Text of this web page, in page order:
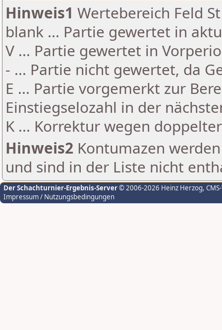
Hinweis1 Wertebereich Feld
blank ... Partie gewertet in
V ... Partie gewertet in
- ... Partie nicht gewertet, da
E ... Partie vorgemerkt zur
Einstiegselozahl in der
K ... Korrektur wegen
Hinweis2 Kontumazen
und sind in der Liste nicht
Der Schachturnier-Ergebnis-Server© 2006-2026 Heinz Herzog,
Impressum / Nutzungsbedingungen